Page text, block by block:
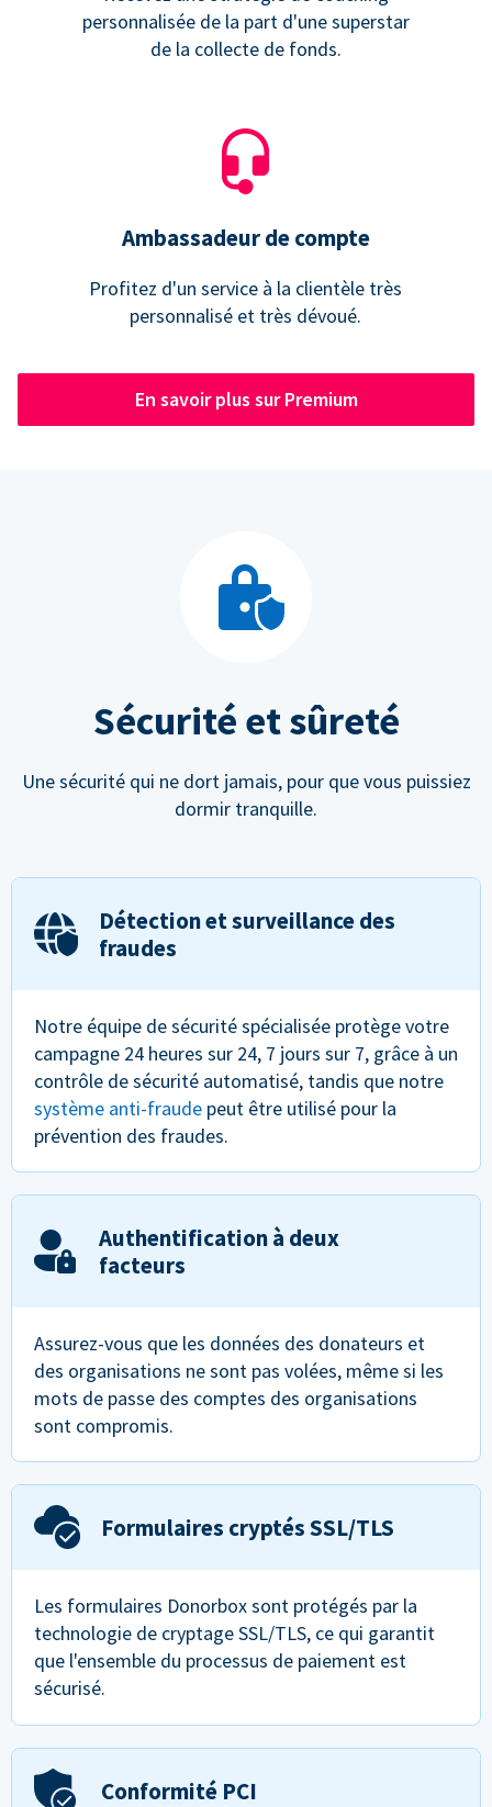
personnalisée de la part d'une superstar
de la collecte de fonds.
Ambassadeur de compte
Profitez d'un service à la clientèle très
personnalisé et très dévoué.
En savoir plus sur Premium
Sécurité et sûreté
Une sécurité qui ne dort jamais, pour que vous puissiez
dormir tranquille.
Détection et surveillance des
fraudes
Notre équipe de sécurité spécialisée protège votre
campagne 24 heures sur 24, 7 jours sur 7, grâce à un
contrôle de sécurité automatisé, tandis que notre
système anti-fraude peut être utilisé pour la
prévention des fraudes.
Authentification à deux
facteurs
Assurez-vous que les données des donateurs et
des organisations ne sont pas volées, même si les
mots de passe des comptes des organisations
sont compromis.
Formulaires cryptés SSL/TLS
Les formulaires Donorbox sont protégés par la
technologie de cryptage SSL/TLS, ce qui garantit
que l'ensemble du processus de paiement est
sécurisé.
Conformité PCI